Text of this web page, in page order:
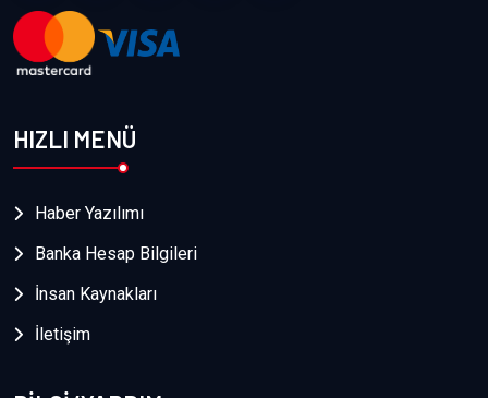
HIZLI MENÜ
Haber Yazılımı
Banka Hesap Bilgileri
İnsan Kaynakları
İletişim